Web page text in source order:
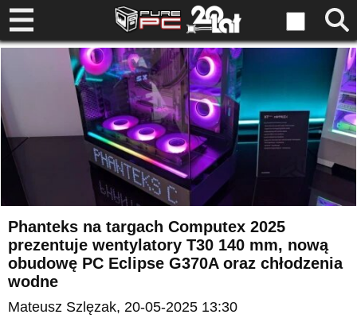
Phanteks na targach Computex 2025
prezentuje wentylatory T30 140 mm, nową
obudowę PC Eclipse G370A oraz chłodzenia
wodne
Mateusz Szlęzak, 20-05-2025 13:30